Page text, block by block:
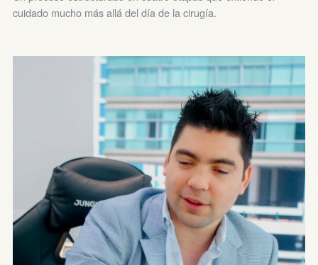
cuidado mucho más allá del día de la cirugía.